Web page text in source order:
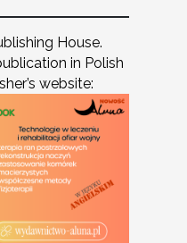
House.
in Polish
website: